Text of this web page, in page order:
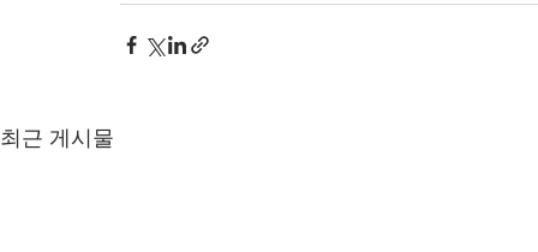
최근 게시물